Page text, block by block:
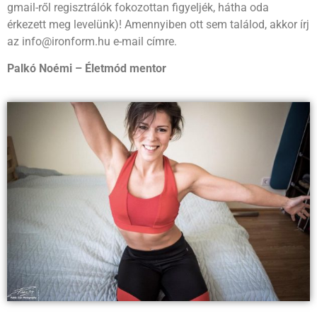
gmail-ről regisztrálók fokozottan figyeljék, hátha oda
érkezett meg levelünk)! Amennyiben ott sem találod, akkor írj
az info@ironform.hu e-mail címre.
Palkó Noémi – Életmód mentor